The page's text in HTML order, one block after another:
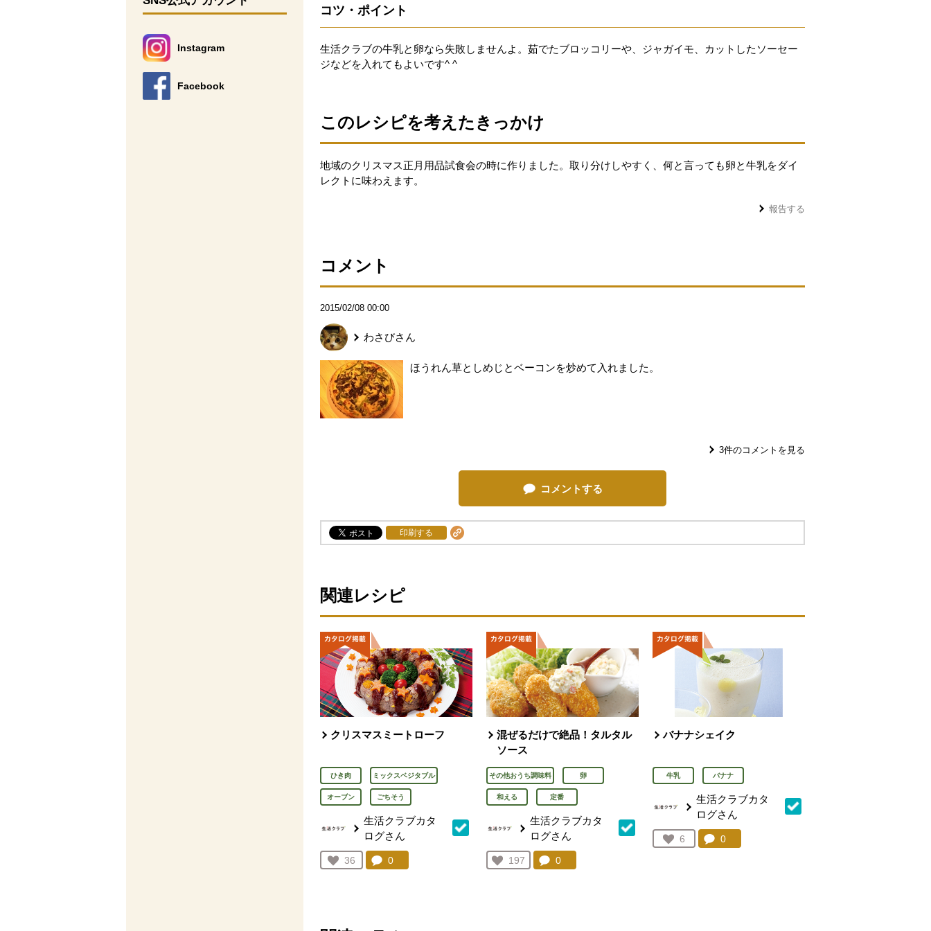
Instagram
別のウィンドウで開きます。
Facebook
別のウィンドウで開きます。
コツ・ポイント
生活クラブの牛乳と卵なら失敗しませんよ。茹でたブロッコリーや、ジャガイモ、カットしたソーセー
ジなどを入れてもよいです^ ^
このレシピを考えたきっかけ
地域のクリスマス正月用品試食会の時に作りました。取り分けしやすく、何と言っても卵と牛乳をダイ
レクトに味わえます。
報告する
コメント
2015/02/08 00:00
わさびさん
ほうれん草としめじとベーコンを炒めて入れました。
3件のコメントを見る
コメントする
印刷する
関連レシピ
クリスマスミートローフ
ひき肉 ミックスベジタブル
オーブン ごちそう
生活クラブカタ
ログさん
お気に入り登録：
36
人が登録
コメント：
0
混ぜるだけで絶品！タルタル
ソース
その他おうち調味料 卵
和える 定番
生活クラブカタ
ログさん
お気に入り登録：
197
人が登録
コメント：
0件。コメントを見る。
バナナシェイク
牛乳 バナナ
生活クラブカタ
ログさん
お気に入り登録：
6
人が登録
コメント：
0件。コメントを見る。